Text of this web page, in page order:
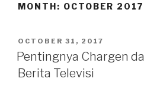
MONTH: OCTOBER 2017
POSTED
ON
OCTOBER 31, 2017
Pentingnya Chargen
Berita Televisi